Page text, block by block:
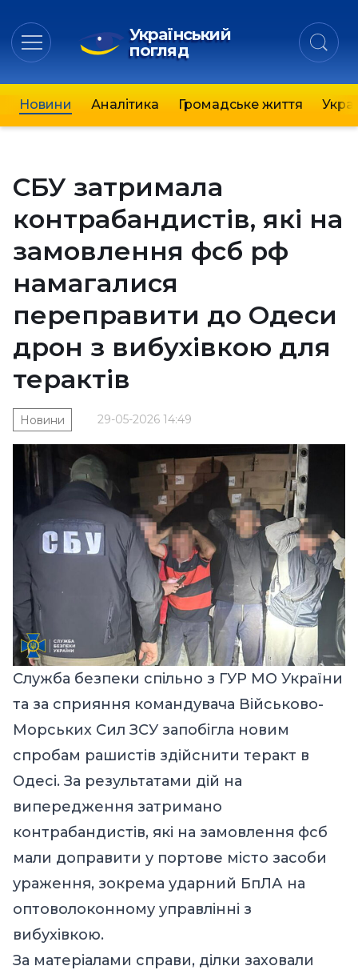
Український
погляд
Новини Аналітика Громадське життя
СБУ затримала
контрабандистів, які на
замовлення фсб рф
намагалися
переправити до Одеси
дрон з вибухівкою для
терактів
29-05-2026 14:49
Новини
Служба безпеки спільно з ГУР МО України
та за сприяння командувача Військово-
Морських Сил ЗСУ запобігла новим
спробам рашистів здійснити теракт в
Одесі. За результатами дій на
випередження затримано
контрабандистів, які на замовлення фсб
мали доправити у портове місто засоби
ураження, зокрема ударний БпЛА на
оптоволоконному управлінні з
вибухівкою.
За матеріалами справи, ділки заховали